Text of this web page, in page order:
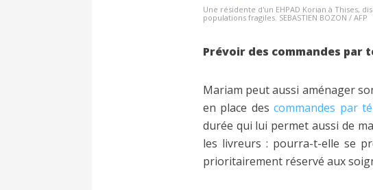
Une résidente d'un EHPAD Korian à Thises,
populations fragiles. SEBASTIEN BOZON / AFP
Prévoir des commandes par
Mariam peut aussi aménager
en place descommandes par
durée qui lui permet aussi de
les livreurs : pourra-t-elle se
prioritairement réservé aux